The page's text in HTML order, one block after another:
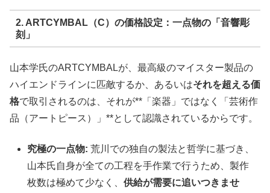
2. ARTCYMBAL（C）の価格設定：一点物の「音響彫
刻」
山本学氏のARTCYMBALが、最高級のマイスター製品の
ハイエンドラインに匹敵するか、あるいはそれを超える価
格で取引されるのは、それが**「楽器」ではなく「芸術作
品（アートピース）」**として認識されているからです。
究極の一点物: 荒川での独自の製法と哲学に基づき、
山本氏自身が全ての工程を手作業で行うため、製作
枚数は極めて少なく、供給が需要に追いつきませ